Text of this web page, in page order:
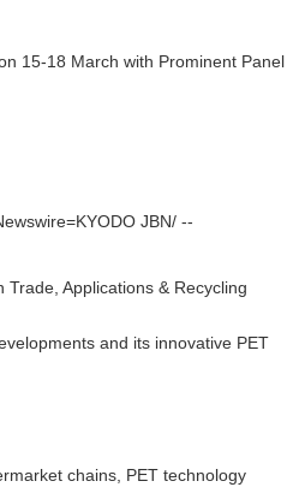
15-18 March with Prominent Panel
JBN/ --
Applications & Recycling
and its innovative PET
chains, PET technology